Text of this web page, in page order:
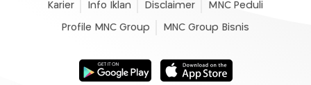
Karier Info Iklan Disclaimer MNC Peduli
Profile MNC Group MNC Group Bisnis